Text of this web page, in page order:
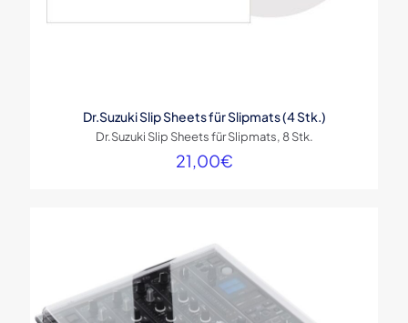
Dr.Suzuki Slip Sheets für Slipmats (4 Stk.)
Dr.Suzuki Slip Sheets für Slipmats, 8 Stk.
21,00€